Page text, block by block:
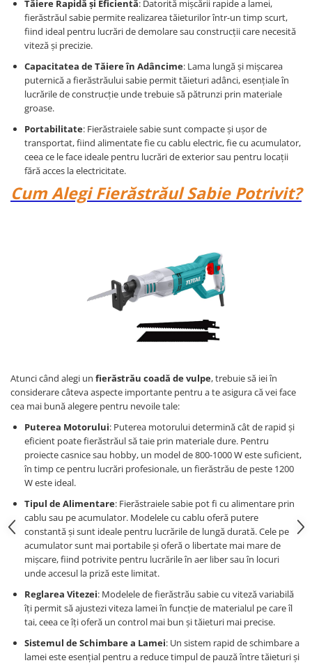
Tăiere Rapidă și Eficientă: Datorită mișcării rapide a lamei,
fierăstrăul sabie permite realizarea tăieturilor într-un timp scurt,
fiind ideal pentru lucrări de demolare sau construcții care necesită
viteză și precizie.
Capacitatea de Tăiere în Adâncime: Lama lungă și mișcarea
puternică a fierăstrăului sabie permit tăieturi adânci, esențiale în
lucrările de construcție unde trebuie să pătrunzi prin materiale
groase.
Portabilitate: Fierăstraiele sabie sunt compacte și ușor de
transportat, fiind alimentate fie cu cablu electric, fie cu acumulator,
ceea ce le face ideale pentru lucrări de exterior sau pentru locații
fără acces la electricitate.
Cum Alegi Fierăstrăul Sabie Potrivit?
Atunci când alegi un fierăstrău coadă de vulpe, trebuie să iei în
considerare câteva aspecte importante pentru a te asigura că vei face
cea mai bună alegere pentru nevoile tale:
Puterea Motorului: Puterea motorului determină cât de rapid și
eficient poate fierăstrăul să taie prin materiale dure. Pentru
proiecte casnice sau hobby, un model de 800-1000 W este suficient,
în timp ce pentru lucrări profesionale, un fierăstrău de peste 1200
W este ideal.
Tipul de Alimentare: Fierăstraiele sabie pot fi cu alimentare prin
cablu sau pe acumulator. Modelele cu cablu oferă putere
constantă și sunt ideale pentru lucrările de lungă durată. Cele pe
acumulator sunt mai portabile și oferă o libertate mai mare de
mișcare, fiind potrivite pentru lucrările în aer liber sau în locuri
unde accesul la priză este limitat.
Reglarea Vitezei: Modelele de fierăstrău sabie cu viteză variabilă
îți permit să ajustezi viteza lamei în funcție de materialul pe care îl
tai, ceea ce îți oferă un control mai bun și tăieturi mai precise.
Sistemul de Schimbare a Lamei: Un sistem rapid de schimbare a
lamei este esențial pentru a reduce timpul de pauză între tăieturi și